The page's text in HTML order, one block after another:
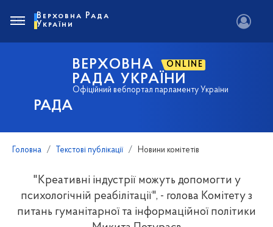
РАДА
ВЕРХОВНА ONLINE
РАДА УКРАЇНИ
Офіційний вебпортал парламенту України
Верховна Рада
України
Головна Текстові публікації Новини комітетів
"Креативні індустрії можуть допомогти у
психологічній реабілітації", - голова Комітету з
питань гуманітарної та інформаційної політики